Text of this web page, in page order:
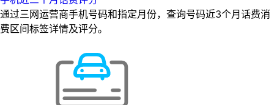
通过三网运营商手机号码和指定月份，查询号码近3个月话费消
费区间标签详情及评分。